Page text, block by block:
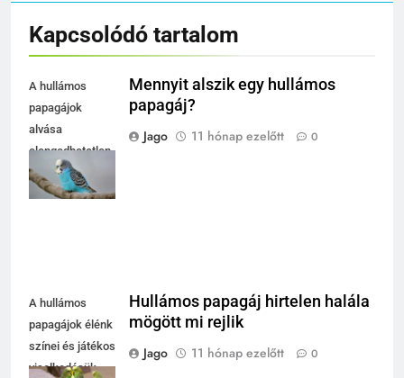
Kapcsolódó tartalom
A hullámos
papagájok
alvása
elengedhetetlen
a jó
közérzetükhöz.
Mennyit alszik egy hullámos
papagáj?
Jago
11 hónap ezelőtt 0
A hullámos
papagájok élénk
színei és játékos
viselkedésük
Hullámos papagáj hirtelen halála
mögött mi rejlik
Jago
11 hónap ezelőtt 0